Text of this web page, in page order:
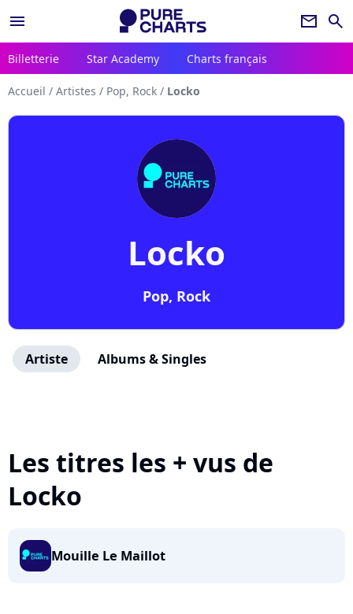
menu newsletter search
Billetterie Star Academy Charts français
Accueil / Artistes / Pop, Rock / Locko
Locko
Pop, Rock
Artiste Albums & Singles
Les titres les + vus de
Locko
Mouille Le Maillot